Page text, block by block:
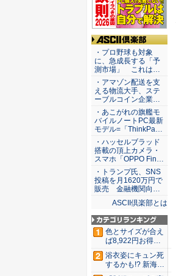
ASCII倶楽部
・プロ野球も対象
に、急成長する「予
測市場」 これは…
・アマゾン配送を支
える物流大手、ステ
ーブルコイン企業…
・あこがれの旗艦モ
バイルノートPC最新
モデル=「ThinkPa…
・ハッセルブラッド
搭載の頂上カメラ・
スマホ「OPPO Fin…
・トランプ氏、SNS
投稿を月1620万円で
販売 金融機関向…
ASCII倶楽部とは
色とサイズが合え
ば8,922円お得！
メ...
浴衣姿にキュン死
するかも!? 新海ま
きが...